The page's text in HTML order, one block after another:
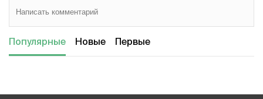
Популярные Новые Первые